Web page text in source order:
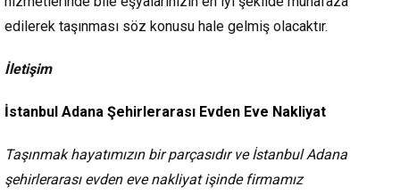
edilerek taşınması söz konusu hale gelmiş olacaktır.
İletişim
İstanbul Adana Şehirlerarası Evden Eve Nakliyat
Taşınmak hayatımızın bir parçasıdır ve İstanbul Adana
şehirlerarası evden eve nakliyat işinde firmamız